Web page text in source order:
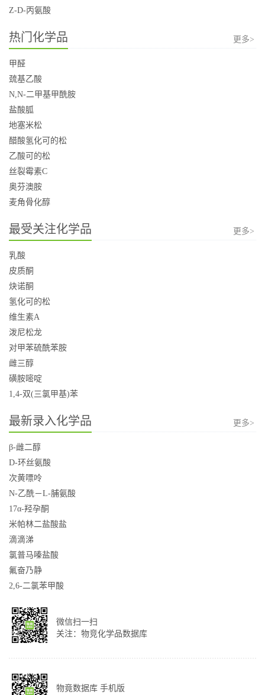
Z-D-丙氨酸
热门化学品 更多>
甲醛
巯基乙酸
N,N-二甲基甲酰胺
盐酸胍
地塞米松
醋酸氢化可的松
乙酸可的松
丝裂霉素C
奥芬澳胺
麦角骨化醇
最受关注化学品 更多>
乳酸
皮质酮
炔诺酮
氢化可的松
维生素A
泼尼松龙
对甲苯硫酰苯胺
雌三醇
磺胺嘧啶
1,4-双(三氯甲基)苯
最新录入化学品 更多>
β-雌二醇
D-环丝氨酸
次黄嘌呤
N-乙酰－L-脯氨酸
17α-羟孕酮
米帕林二盐酸盐
滴滴涕
氯普马嗪盐酸
氟奋乃静
2,6-二氯苯甲酸
微信扫一扫
关注：物竞化学品数据库
物竟数据库 手机版